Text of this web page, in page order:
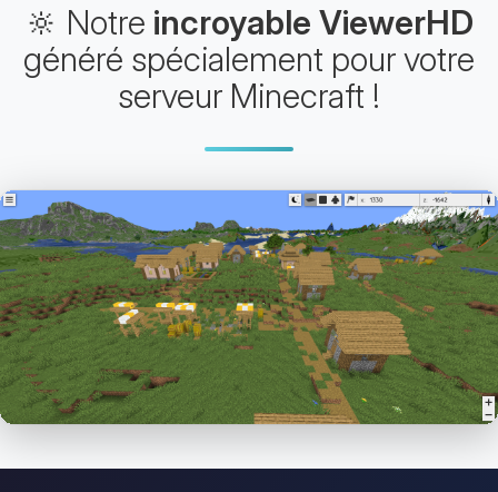
🔆 Notre incroyable ViewerHD
généré spécialement pour votre
serveur Minecraft !